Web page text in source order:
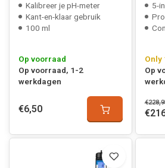
Kalibreer je pH-meter
Kant-en-klaar gebruik
100 ml
Op voorraad
Op voorraad, 1-2
werkdagen
€6,50
5-
Only
Op